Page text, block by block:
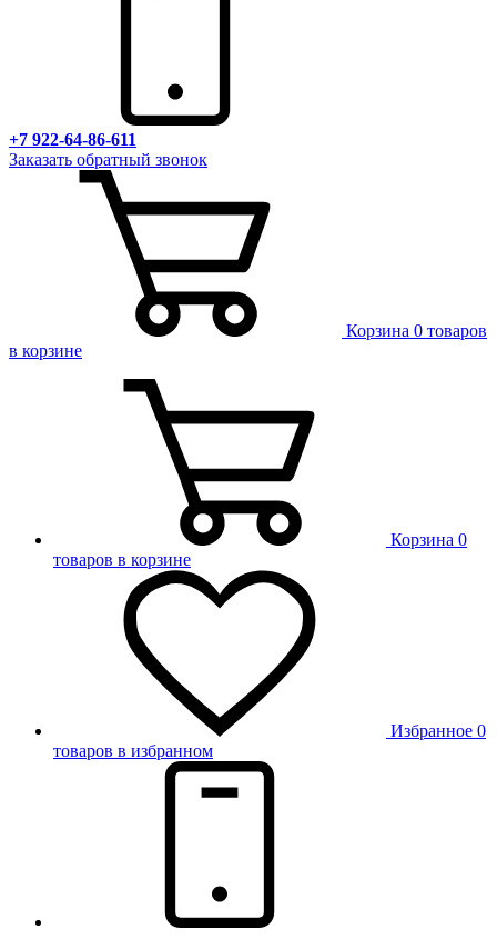
+7 922-64-86-611
Заказать обратный звонок
Корзина 0 товаров
в корзине
Корзина 0
товаров в корзине
Избранное 0
товаров в избранном